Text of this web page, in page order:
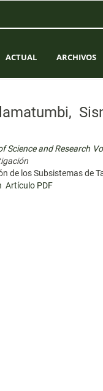
ACTUAL ARCHIVOS
Science and Research
de los Subsistemas de
Artículo PDF